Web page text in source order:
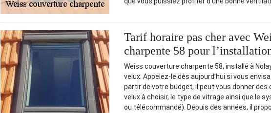
Tarif horaire pas cher avec
charpente 58 pour
Weiss couverture charpente 58, installé à
velux. Appelez-le dès aujourd’hui si vous
partir de votre budget, il peut vous donner des
velux à choisir, le type de vitrage ainsi que le
ou télécommandé). Depuis des années, il